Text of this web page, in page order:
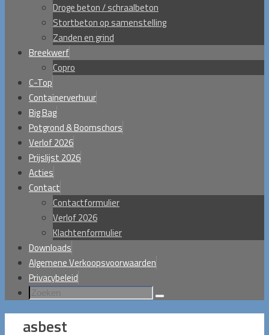
Droge beton / schraalbeton
Stortbeton op samenstelling
Zanden en grind
Breekwerf
Copro
C-Top
Containerverhuur
Big Bag
Potgrond & Boomschors
Verlof 2026
Prijslijst 2026
Acties
Contact
Contactformulier
Verlof 2026
Klachtenformulier
Downloads
Algemene Verkoopsvoorwaarden
Privacybeleid
Zoeken
asbest